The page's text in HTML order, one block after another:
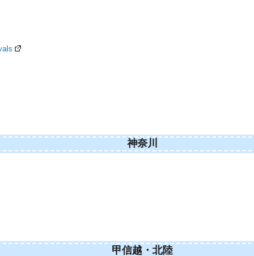
神奈川
甲信越・北陸